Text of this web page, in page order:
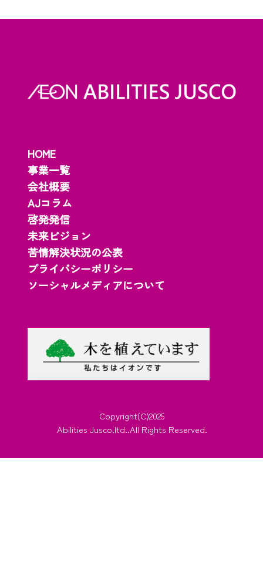
HOME
事業一覧
会社概要
AJコラム
啓発発信
未来ビジョン
苦情解決状況の公表
プライバシーポリシー
ソーシャルメディアについて
Copyright(C)2025
Abilities Jusco.ltd..All Rights Reserved.